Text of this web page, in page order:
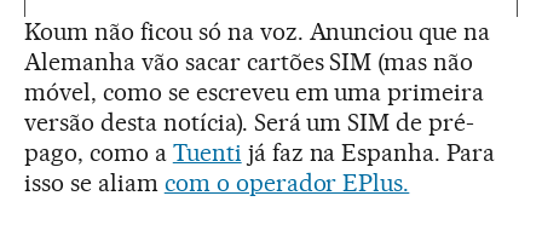
Koum não ficou só na voz. Anunciou que na
Alemanha vão sacar cartões SIM (mas não
móvel, como se escreveu em uma primeira
versão desta notícia). Será um SIM de pré-
pago, como a Tuenti já faz na Espanha. Para
isso se aliam com o operador EPlus.